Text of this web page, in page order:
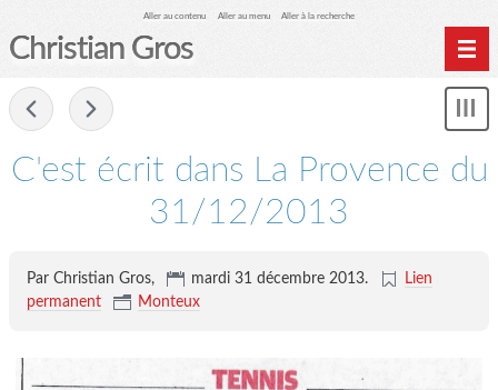
Aller au contenu Aller au menu Aller à la recherche
Christian Gros
C'est écrit dans La Provence du
31/12/2013
Par Christian Gros, mardi 31 décembre 2013.
Lien
permanent
Monteux